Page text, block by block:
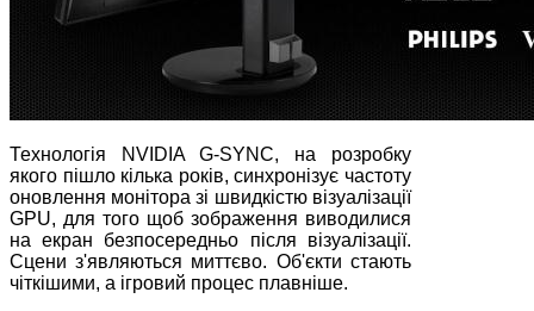
Технологія NVIDIA G-SYNC, на розробку
якого пішло кілька років, синхронізує частоту
оновлення монітора зі швидкістю візуалізації
GPU, для того щоб зображення виводилися
на екран безпосередньо після візуалізації.
Сцени з'являються миттєво. Об'єкти стають
чіткішими, а ігровий процес плавніше.